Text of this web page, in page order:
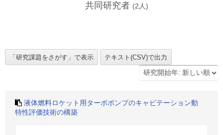
共同研究者 (2 人)
液体燃料ロケット用ターボポンプのキャビテーション動
特性評価技術の構築